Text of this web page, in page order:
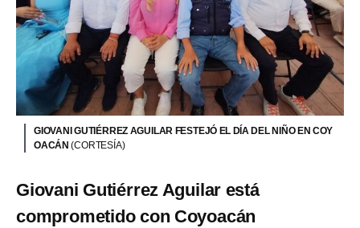
GIOVANI GUTIÉRREZ AGUILAR FESTEJÓ EL DÍA DEL NIÑO EN COY
OACÁN(CORTESÍA)
Giovani Gutiérrez Aguilar está
comprometido con Coyoacán